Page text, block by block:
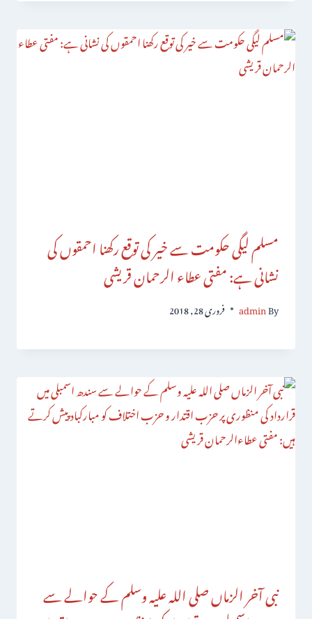
مسلم لیگی حکومت سے خیر کی توقع رکھنا احمقوں کی
نشانی ہے: مفتی عطاء الرحمان قریشی
By
admin فروری 28, 2018
نبی آخر الزماں صلی اللہ علیہ وسلم کے حوالے سے